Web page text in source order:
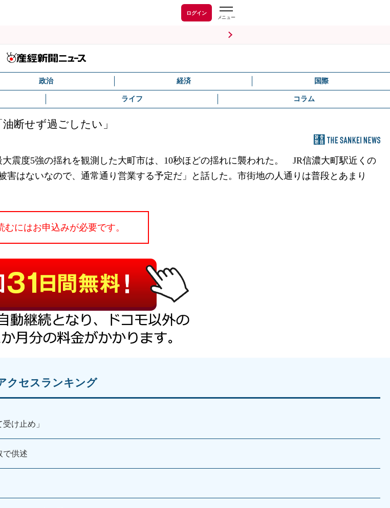
ログイン
政治 経済 国際
ライフ コラム
断せず過ごしたい」
震度5強の揺れを観測した大町市は、10秒ほどの揺れに襲われた。 JR信濃大町駅近くの
はないなので、通常通り営業する予定だ」と話した。市街地の人通りは普段とあまり
むにはお申込みが必要です。
クセスランキング
け止め」
で供述